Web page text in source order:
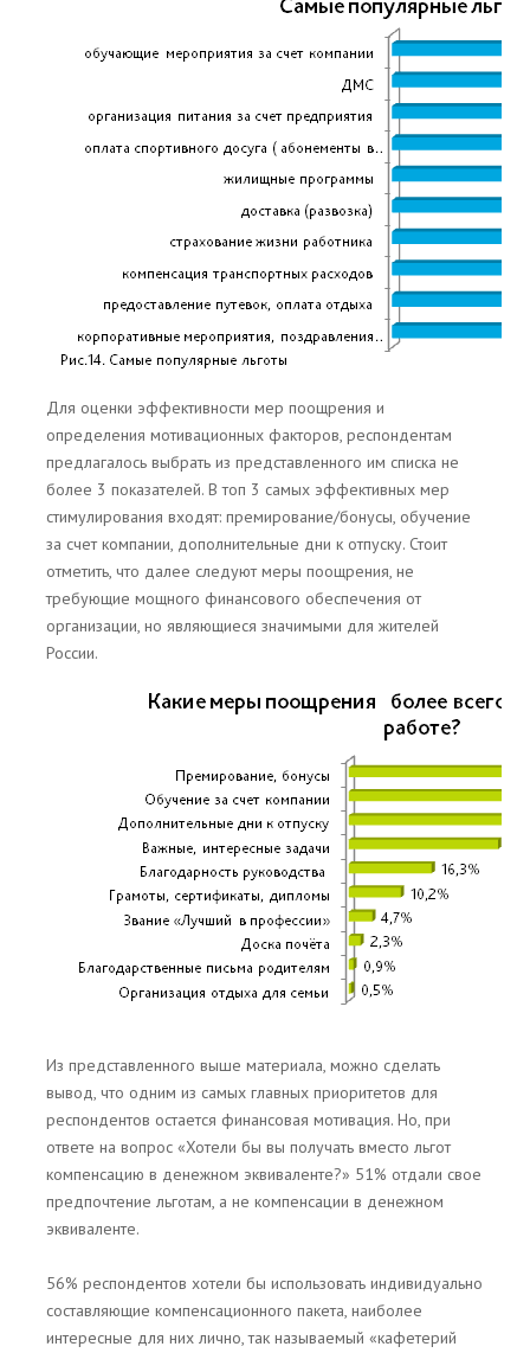
Для оценки эффективности мер поощрения и
определения мотивационных факторов, респондентам
предлагалось выбрать из представленного им списка не
более 3 показателей. В топ 3 самых эффективных мер
стимулирования входят: премирование/бонусы, обучение
за счет компании, дополнительные дни к отпуску. Стоит
отметить, что далее следуют меры поощрения, не
требующие мощного финансового обеспечения от
организации, но являющиеся значимыми для жителей
России.
Из представленного выше материала, можно сделать
вывод, что одним из самых главных приоритетов для
респондентов остается финансовая мотивация. Но, при
ответе на вопрос «Хотели бы вы получать вместо льгот
компенсацию в денежном эквиваленте?» 51% отдали свое
предпочтение льготам, а не компенсации в денежном
эквиваленте.
56% респондентов хотели бы использовать индивидуально
составляющие компенсационного пакета, наиболее
интересные для них лично, так называемый «кафетерий